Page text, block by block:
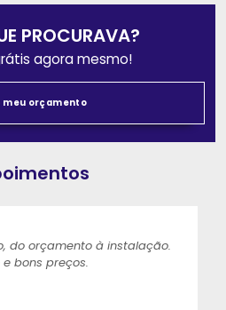
PROCURAVA?
agora mesmo!
meu orçamento
do orçamento à instalação.
bons preços.